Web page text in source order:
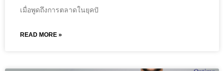
เมื่อพูดถึงการตลาดในยุคปั
READ MORE »